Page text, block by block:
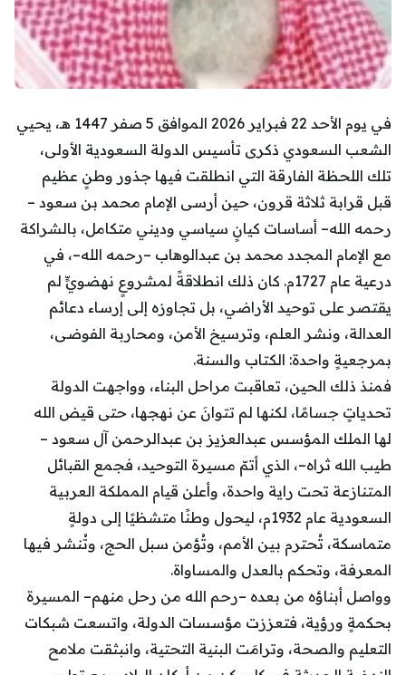
في يوم الأحد 22 فبراير 2026 الموافق 5 صفر 1447 هـ، يحيي
الشعب السعودي ذكرى تأسيس الدولة السعودية الأولى،
تلك اللحظة الفارقة التي انطلقت فيها جذور وطنٍ عظيم
قبل قرابة ثلاثة قرون، حين أرسى الإمام محمد بن سعود –
رحمه الله– أساسات كيانٍ سياسي وديني متكامل، بالشراكة
مع الإمام المجدد محمد بن عبدالوهاب –رحمه الله–، في
درعية عام 1727م. كان ذلك انطلاقةً لمشروعٍ نهضويٍّ لم
يقتصر على توحيد الأراضي، بل تجاوزه إلى إرساء دعائم
العدالة، ونشر العلم، وترسيخ الأمن، ومحاربة الفوضى،
بمرجعيةٍ واحدة: الكتاب والسنة.
فمنذ ذلك الحين، تعاقبت مراحل البناء، وواجهت الدولة
تحدياتٍ جسامًا، لكنها لم تتوانَ عن نهجها، حتى قيض الله
لها الملك المؤسس عبدالعزيز بن عبدالرحمن آل سعود –
طيب الله ثراه–، الذي أتمّ مسيرة التوحيد، فجمع القبائل
المتنازعة تحت راية واحدة، وأعلن قيام المملكة العربية
السعودية عام 1932م، ليحول وطنًا متشظيًا إلى دولةٍ
متماسكة، تُحترم بين الأمم، وتُؤمن سبل الحج، وتُنشر فيها
المعرفة، وتحكم بالعدل والمساواة.
وواصل أبناؤه من بعده –رحم الله من رحل منهم– المسيرة
بحكمةٍ ورؤية، فتعززت مؤسسات الدولة، واتسعت شبكات
التعليم والصحة، وترامَت البنية التحتية، وانبثقت ملامح